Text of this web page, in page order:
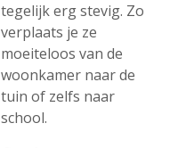
tegelijk erg stevig. Zo
verplaats je ze
moeiteloos van de
woonkamer naar de
tuin of zelfs naar
school.